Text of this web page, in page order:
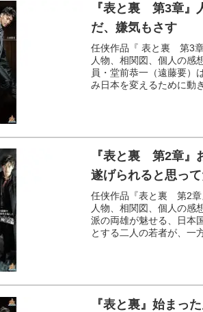
『表と裏 第3章』
だ、嫌気もさす
任侠作品『 表と裏 第3
人物、相関図、個人の感
員・堂前恭一（遠藤要）
み日本を変えるために動
『表と裏 第2章』
遂げられると思っ
任侠作品『表と裏 第2章
人物、相関図、個人の感
派の両雄が魅せる、日本
とする二人の若者が、一
『表と裏』始まっ